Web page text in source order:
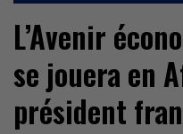
L’Avenir
se jouera en
président